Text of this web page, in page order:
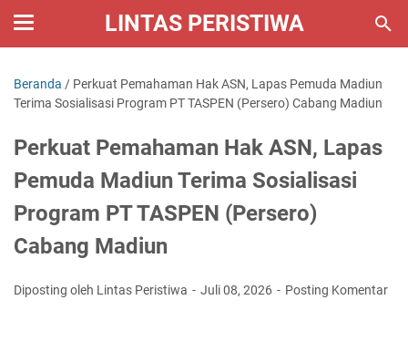
LINTAS PERISTIWA
Beranda / Perkuat Pemahaman Hak ASN, Lapas Pemuda Madiun
Terima Sosialisasi Program PT TASPEN (Persero) Cabang Madiun
Perkuat Pemahaman Hak ASN, Lapas
Pemuda Madiun Terima Sosialisasi
Program PT TASPEN (Persero)
Cabang Madiun
Diposting oleh Lintas Peristiwa Juli 08, 2026 Posting Komentar